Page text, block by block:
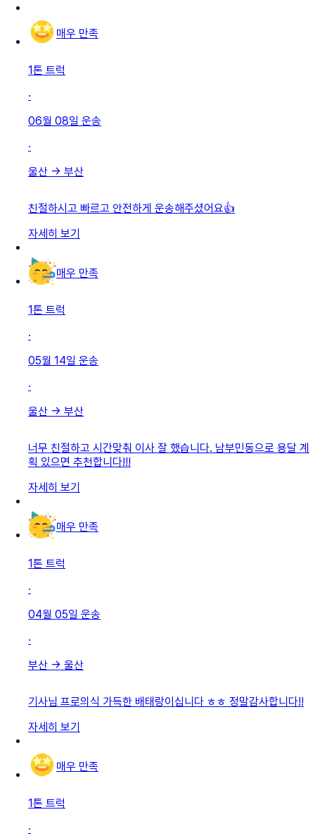
매우 만족
1톤 트럭
·
06월 08일 운송
·
울산 → 부산
친절하시고 빠르고 안전하게 운송해주셨어요👍
자세히 보기
매우 만족
1톤 트럭
·
05월 14일 운송
·
울산 → 부산
너무 친절하고 시간맞춰 이사 잘 했습니다. 남부민동으로 용달 계
획 있으면 추천합니다!!!
자세히 보기
매우 만족
1톤 트럭
·
04월 05일 운송
·
부산 → 울산
기사님 프로의식 가득한 배태랑이십니다 ㅎㅎ 정말감사합니다!!
자세히 보기
매우 만족
1톤 트럭
·